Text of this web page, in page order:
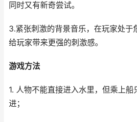
同时又有新奇尝试。
3.紧张刺激的背景音乐，在玩家处于
给玩家带来更强的刺激感。
游戏方法
1. 人物不能直接进入水里，但乘上
进；